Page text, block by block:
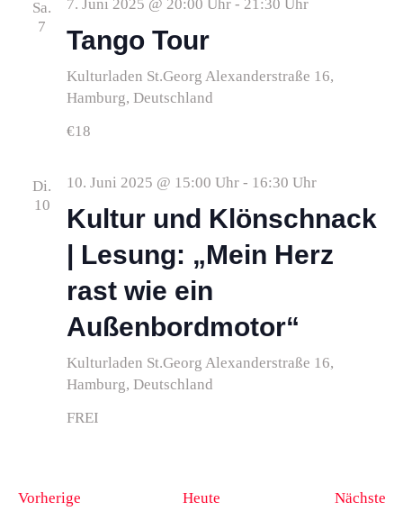
Sa.
7
7. Juni 2025 @ 20:00 Uhr- 21:30 Uhr
Tango Tour
Kulturladen St.Georg Alexanderstraße 16,
Hamburg, Deutschland
€18
Di.
10
10. Juni 2025 @ 15:00 Uhr- 16:30 Uhr
Kultur und Klönschnack
| Lesung: „Mein Herz
rast wie ein
Außenbordmotor“
Kulturladen St.Georg Alexanderstraße 16,
Hamburg, Deutschland
FREI
VorherigeVeranstaltungenHeute Nächste